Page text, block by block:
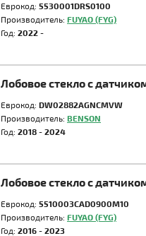
Еврокод: 5530001DRS0100
Производитель: FUYAO (FYG)
Год: 2022 -
Лобовое стекло с
Еврокод: DW02882AGNCMVW
Производитель: BENSON
Год: 2018 - 2024
Лобовое стекло с
Еврокод: 5510003CAD0900M10
Производитель: FUYAO (FYG)
Год: 2016 - 2023